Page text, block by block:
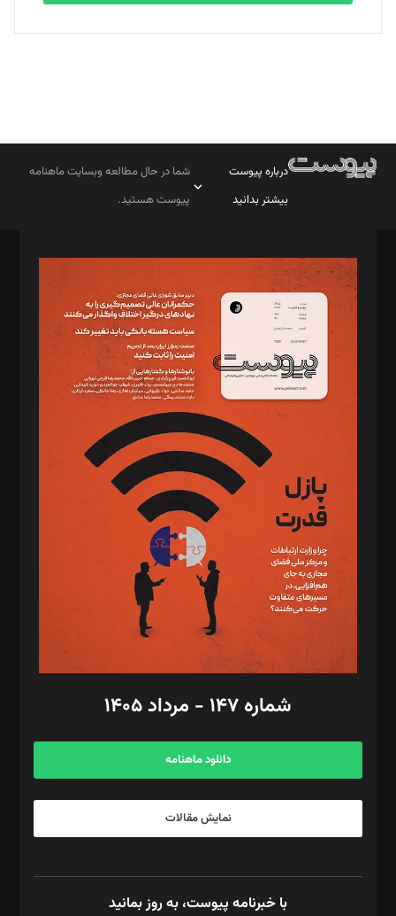
درباره پیوست
بیشتر بدانید
شما در حال مطالعه وبسایت ماهنامه
پیوست هستید.
مدیر مسئول: محمدباقر اثنی‌عشری
سردبیر: مهرک محمودی
دبیر تحریریه: میثم قاسمی
د‌بیر ناداستان: سمانه سمیع
د‌بیر خدمت و تجارت: ابوالفضل رجبی
د‌بیر حقوق فناوری: حسام‌الدین ایپکچی
د‌بیر پیوست جهان: مینا پاکدل
د‌بیر تحریریه آنلاین: بابک نقاش
تحریریه‌: مجتبی محمود‌ی، آرش برهمند، یسنا امان‌پور، سروش کرمیان،
مصطفی مسجدی آرانی، ابوالفضل رجبی، زهرا فکرانه، فائزه فتحی
رستمی،مصطفی باستان
ویرایش: نگار استاد‌‌آقا
طراح یونیفرم: مجید توکلی
فیلمبرداری و عکاسی: امیر شفیعی، مانی لطفی زاده
گرافیک و صفحه‌آرایی: سید‌سبحان‌علی ثابت
مد‌یر توسعه تجاری: کامبیز برید‌
امور مالی: شاپور رهبری، محمد‌ کاظمی‌نیا
آگهی و مشترکین: ۰۹۱۹۹۹۹۰۴۵۴
شماره ۱۴۷ - مرداد ۱۴۰۵
دانلود ماهنامه
نمایش مقالات
با خبرنامه پیوست، به روز بمانید